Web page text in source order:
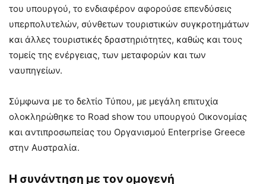
του υπουργού, το ενδιαφέρον αφορούσε επενδύσεις
υπερπολυτελών, σύνθετων τουριστικών συγκροτημάτων
και άλλες τουριστικές δραστηριότητες, καθώς και τους
τομείς της ενέργειας, των μεταφορών και των
ναυπηγείων.
Σύμφωνα με το δελτίο Τύπου, με μεγάλη επιτυχία
ολοκληρώθηκε το Road show του υπουργού Οικονομίας
και αντιπροσωπείας του Οργανισμού Enterprise Greece
στην Αυστραλία.
Η συνάντηση με τον ομογενή